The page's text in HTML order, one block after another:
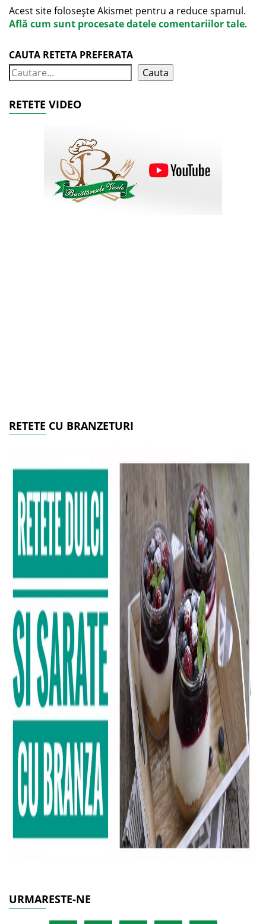
Acest site folosește Akismet pentru a reduce spamul.
Află cum sunt procesate datele comentariilor tale.
CAUTA RETETA PREFERATA
Cauta
RETETE VIDEO
RETETE CU BRANZETURI
URMARESTE-NE